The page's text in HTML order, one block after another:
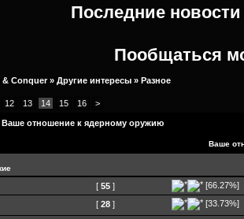
Последние
Пообщаться
Conquer» Другие интересы » Разное
12 13 14 15 16 >
Ваше отношение к ядерному оружию
Ваше
[ 55 ] [66.27%]
[ 28 ] [33.73%]